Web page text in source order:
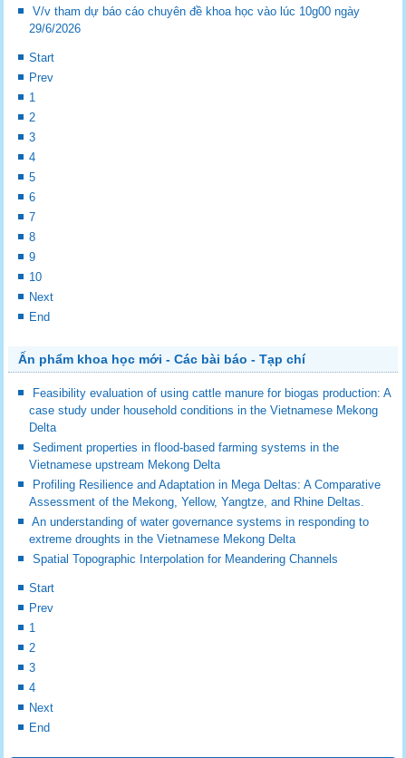
V/v tham dự báo cáo chuyên đề khoa học vào lúc 10g00 ngày
29/6/2026
Start
Prev
1
2
3
4
5
6
7
8
9
10
Next
End
Ấn phẩm khoa học mới - Các bài báo - Tạp chí
Feasibility evaluation of using cattle manure for biogas production: A
case study under household conditions in the Vietnamese Mekong
Delta
Sediment properties in flood-based farming systems in the
Vietnamese upstream Mekong Delta
Profiling Resilience and Adaptation in Mega Deltas: A Comparative
Assessment of the Mekong, Yellow, Yangtze, and Rhine Deltas.
An understanding of water governance systems in responding to
extreme droughts in the Vietnamese Mekong Delta
Spatial Topographic Interpolation for Meandering Channels
Start
Prev
1
2
3
4
Next
End